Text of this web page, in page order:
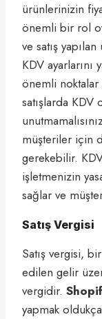
ürünlerinizin
önemli bir rol
ve satış
KDV ayarlarını
önemli noktalar
satışlarda KDV
müşteriler için
gerekebilir.
işletmenizin
sağlar ve
Satış Vergisi
Satış vergisi,
edilen gelir
vergidir.
yapmak